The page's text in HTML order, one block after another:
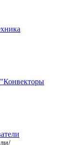
Конвекторы
/